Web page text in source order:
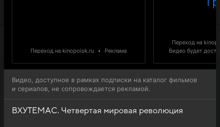
Переход на kinopoisk.ru • Реклама
Переход на
Видео будет
Видео, доступное в рамках подписки на каталог фильмов
и сериалов, не сопровождается рекламой.
ВХУТЕМАС. Четвертая мировая революция